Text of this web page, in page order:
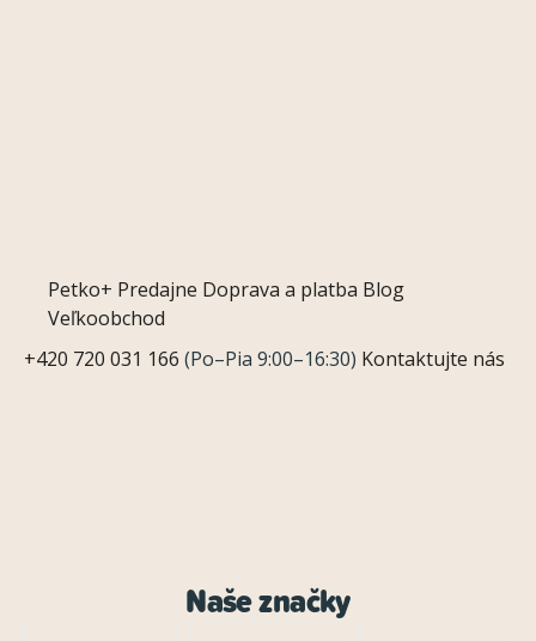
Petko+ Predajne Doprava a platba Blog
Veľkoobchod
+420 720 031 166 (Po–Pia 9:00–16:30) Kontaktujte nás
Naše značky